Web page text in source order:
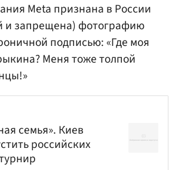
Meta признана в России
и запрещена) фотографию
подписью: «Где моя
Меня тоже толпой
семья». Киев
российских